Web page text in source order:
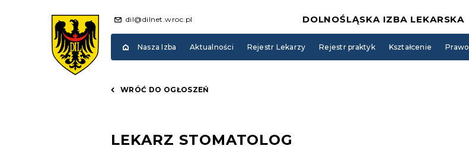
dil@dilnet.wroc.pl DOLNOŚLĄSKA IZBA LEKARSKA
Nasza Izba Aktualności Rejestr Lekarzy Rejestr praktyk Kształcenie Prawo
WRÓĆ DO OGŁOSZEŃ
LEKARZ STOMATOLOG